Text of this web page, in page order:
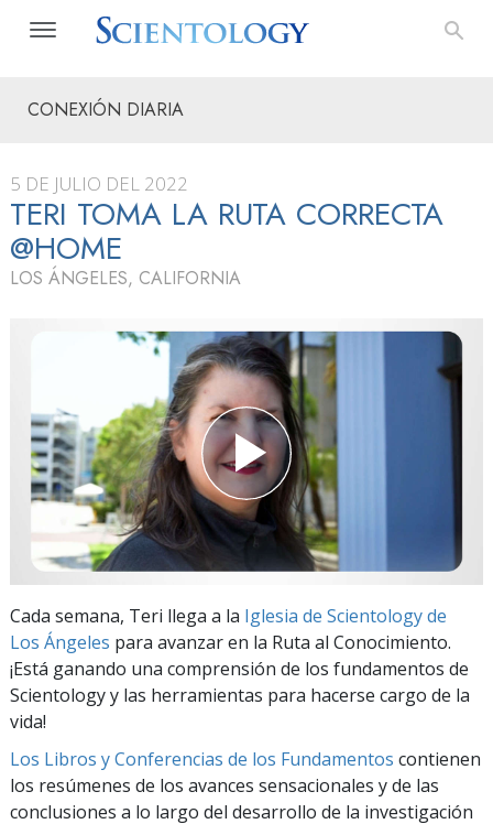
CONEXIÓN DIARIA
5 DE JULIO DEL 2022
TERI TOMA LA RUTA CORRECTA
@HOME
LOS ÁNGELES, CALIFORNIA
Cada semana, Teri llega a la Iglesia de Scientology de
Los Ángeles para avanzar en la Ruta al Conocimiento.
¡Está ganando una comprensión de los fundamentos de
Scientology y las herramientas para hacerse cargo de la
vida!
Los Libros y Conferencias de los Fundamentos contienen
los resúmenes de los avances sensacionales y de las
conclusiones a lo largo del desarrollo de la investigación